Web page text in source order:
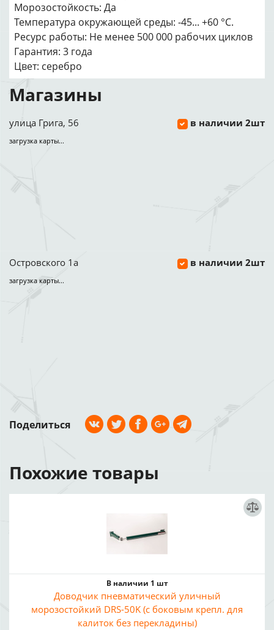
Морозостойкость: Да
Температура окружающей среды: -45... +60 °С.
Ресурс работы: Не менее 500 000 рабочих циклов
Гарантия: 3 года
Цвет: серебро
Магазины
улица Грига, 56 в наличии 2шт
загрузка карты...
Островского 1а в наличии 2шт
загрузка карты...
Поделиться
Похожие товары
В наличии 1 шт
Доводчик пневматический уличный
морозостойкий DRS-50K (с боковым крепл. для
калиток без перекладины)